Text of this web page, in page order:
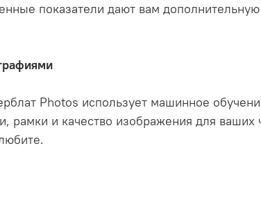
показатели дают вам
Photos использует машинное
рамки и качество изображения для